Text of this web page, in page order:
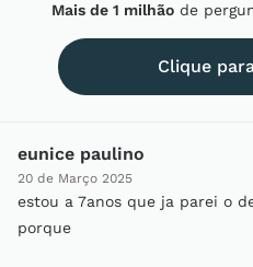
Mais de 1 milhão de
Clique
eunice paulino
20 de Março 2025
estou a 7anos que ja parei o
porque